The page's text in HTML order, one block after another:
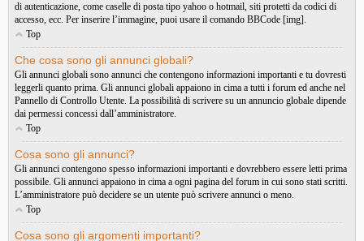
di autenticazione, come caselle di posta tipo yahoo o hotmail, siti protetti da codici di
accesso, ecc. Per inserire l’immagine, puoi usare il comando BBCode [img].
Top
Che cosa sono gli annunci globali?
Gli annunci globali sono annunci che contengono informazioni importanti e tu dovresti
leggerli quanto prima. Gli annunci globali appaiono in cima a tutti i forum ed anche nel
Pannello di Controllo Utente. La possibilità di scrivere su un annuncio globale dipende
dai permessi concessi dall’amministratore.
Top
Cosa sono gli annunci?
Gli annunci contengono spesso informazioni importanti e dovrebbero essere letti prima
possibile. Gli annunci appaiono in cima a ogni pagina del forum in cui sono stati scritti.
L’amministratore può decidere se un utente può scrivere annunci o meno.
Top
Cosa sono gli argomenti importanti?